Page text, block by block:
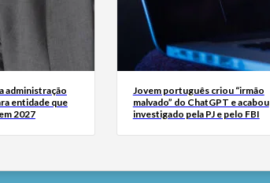
administração
entidade que
2027
Jovem português criou “irmão
malvado” do ChatGPT e acabou
investigado pela PJ e pelo FBI